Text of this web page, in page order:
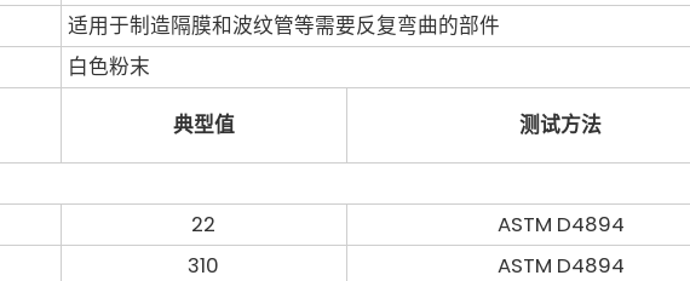
适用于制造隔膜和波纹管等需要反复弯曲的部件
白色粉末
典型值
测试方法
22
ASTM D4894
310
ASTM D4894